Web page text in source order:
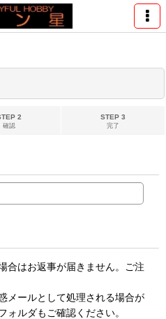
2
確認
STEP 3
完了
合はお返事が届きません。ご注
メールとして処理される場合が
ォルダもご確認ください。